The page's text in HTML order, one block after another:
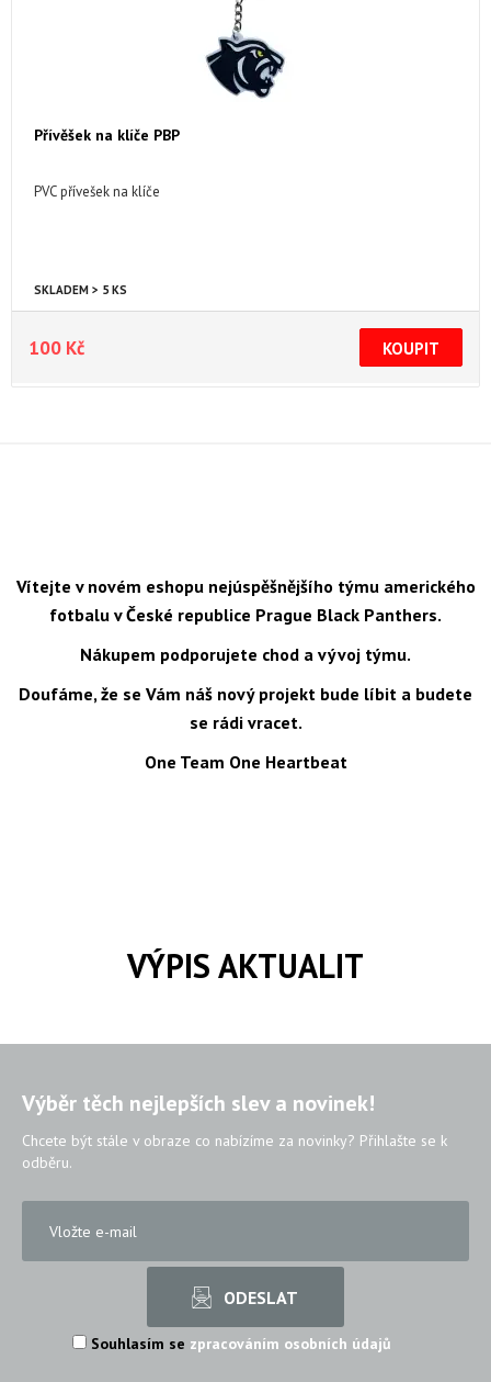
Přívěšek na klíče PBP
PVC přívešek na klíče
SKLADEM > 5 KS
100 Kč
Vítejte v novém eshopu nejúspěšnějšího týmu amerického
fotbalu v České republice Prague Black Panthers.
Nákupem podporujete chod a vývoj týmu.
Doufáme, že se Vám náš nový projekt bude líbit a budete
se rádi vracet.
One Team One Heartbeat
VÝPIS AKTUALIT
Výběr těch nejlepších slev a novinek!
Chcete být stále v obraze co nabízíme za novinky? Přihlašte se k
odběru.
Souhlasím se zpracováním osobních údajů